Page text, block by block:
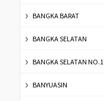
BANGKA BARAT
BANGKA SELATAN
BANGKA SELATAN NO.1
BANYUASIN